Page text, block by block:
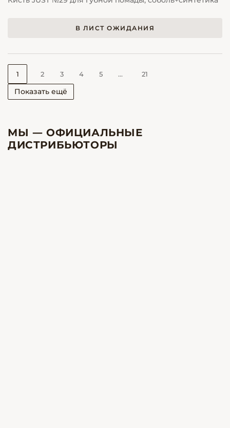
В ЛИСТ ОЖИДАНИЯ
Показать ещё
1 2 3 4 5 ... 21
МЫ — ОФИЦИАЛЬНЫЕ
ДИСТРИБЬЮТОРЫ